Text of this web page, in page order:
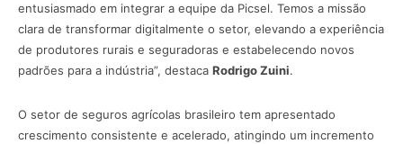
entusiasmado em integrar a equipe da Picsel. Temos a missão
clara de transformar digitalmente o setor, elevando a experiência
de produtores rurais e seguradoras e estabelecendo novos
padrões para a indústria”, destaca Rodrigo Zuini.
O setor de seguros agrícolas brasileiro tem apresentado
crescimento consistente e acelerado, atingindo um incremento